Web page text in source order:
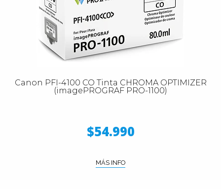
Canon PFI-4100 CO Tinta CHROMA OPTIMIZER
(imagePROGRAF PRO-1100)
$54.990
MÁS INFO